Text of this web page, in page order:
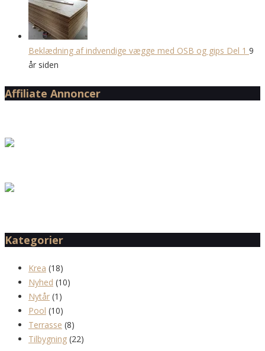
Beklædning af indvendige vægge med OSB og gips Del 1 9
år siden
Affiliate Annoncer
Kategorier
Krea (18)
Nyhed (10)
Nytår (1)
Pool (10)
Terrasse (8)
Tilbygning (22)